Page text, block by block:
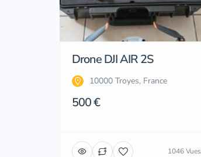
Drone DJI AIR 2S
10000 Troyes, France
500 €
1046 Vues